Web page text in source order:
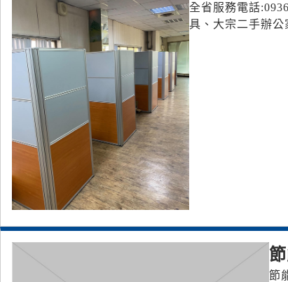
全省服務電話
具、大宗二手辦公
節